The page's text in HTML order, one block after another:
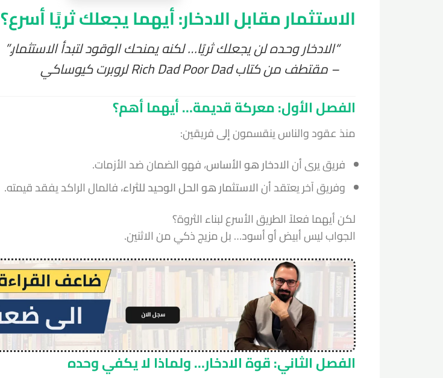
الاستثمار مقابل الادخار: أيهما يجعلك ثريًا أسرع؟
“الادخار وحده لن يجعلك ثريًا… لكنه يمنحك الوقود لتبدأ الاستثمار.”
– مقتطف من كتابRich Dad Poor Dadلروبرت كيوساكي
الفصل الأول: معركة قديمة… أيهما أهم؟
منذ عقود والناس ينقسمون إلى فريقين:
فريق يرى أنالادخار هو الأساس، فهو الضمان ضد الأزمات.
وفريق آخر يعتقد أنالاستثمار هو الحل الوحيد للثراء، فالمال الراكد يفقد قيمته.
لكن أيهما فعلاً الطريق الأسرع لبناء الثروة؟
الجواب ليس أبيض أو أسود… بل مزيج ذكي من الاثنين.
الفصل الثاني: قوة الادخار… ولماذا لا يكفي وحده